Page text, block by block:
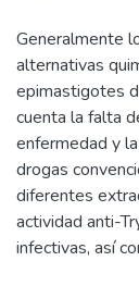
Generalmente
alternativas
epimastigotes
cuenta la falta
enfermedad y
drogas
diferentes
actividad anti-
infectivas, así